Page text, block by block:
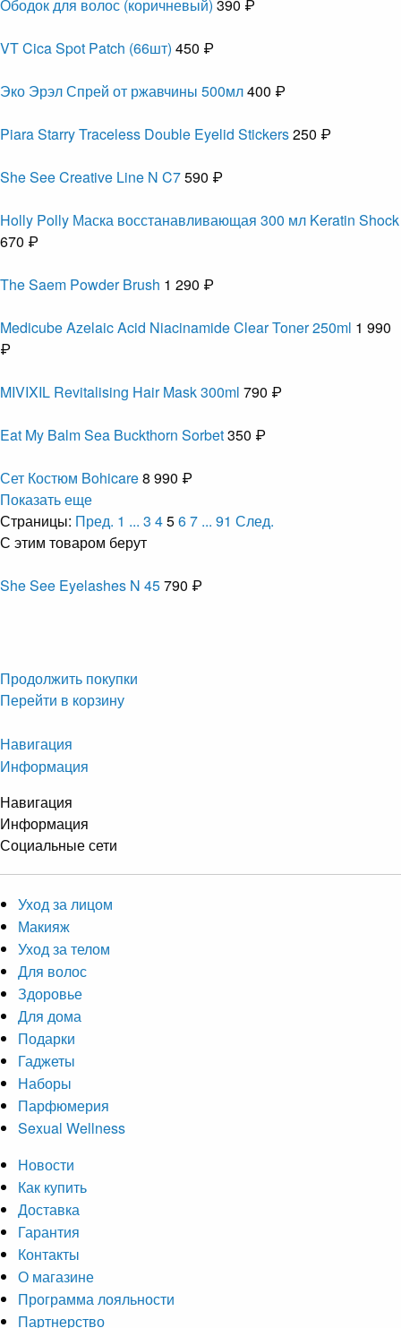
Ободок для волос (коричневый) 390 ₽
VT Cica Spot Patch (66шт) 450 ₽
Эко Эрэл Спрей от ржавчины 500мл400 ₽
Piara Starry Traceless Double Eyelid Stickers250 ₽
She See Creative Line N C7590 ₽
Holly Polly Маска восстанавливающая 300 мл Keratin Shock
670 ₽
The Saem Powder Brush 1 290 ₽
Medicube Azelaic Acid Niacinamide Clear Toner 250ml 1 990
₽
MIVIXIL Revitalising Hair Mask 300ml 790 ₽
Eat My Balm Sea Buckthorn Sorbet350 ₽
Сет Костюм Bohicare8 990 ₽
Показать еще
Страницы: Пред. 1 ... 3 4567 ... 91 След.
С этим товаром берут
She See Eyelashes N 45790 ₽
Продолжить покупки
Перейти в корзину
Навигация
Информация
Навигация
Информация
Социальные сети
Уход за лицом
Макияж
Уход за телом
Для волос
Здоровье
Для дома
Подарки
Гаджеты
Наборы
Парфюмерия
Sexual Wellness
Новости
Как купить
Доставка
Гарантия
Контакты
О магазине
Программа лояльности
Партнерство